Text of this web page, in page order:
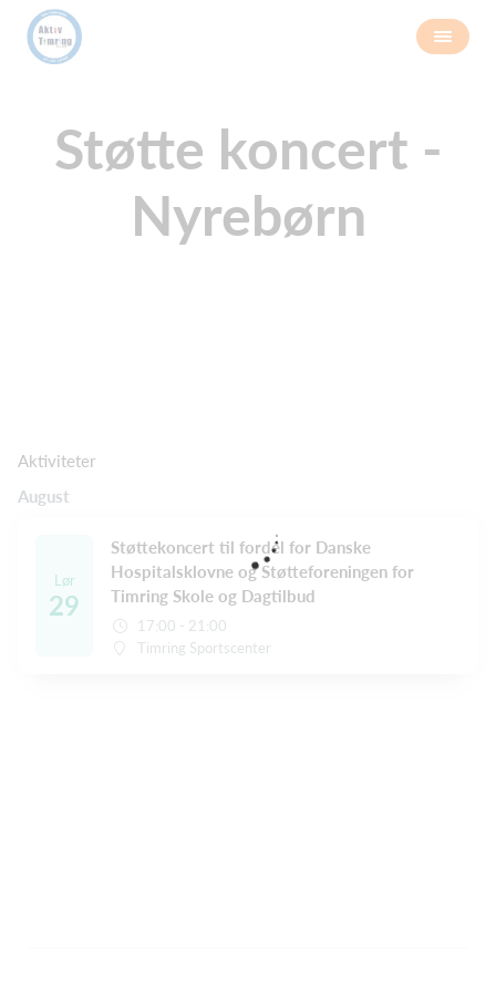
Støtte koncert -
Nyrebørn
Aktiviteter
August
Lør
29
Støttekoncert til fordel for Danske
Hospitalsklovne og Støtteforeningen for
Timring Skole og Dagtilbud
17:00 - 21:00
Timring Sportscenter